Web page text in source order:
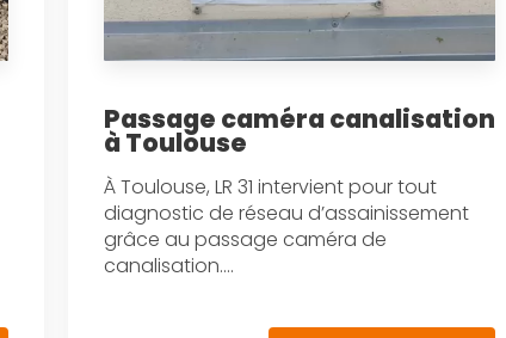
Passage caméra canalisation
à Toulouse
À Toulouse, LR 31 intervient pour tout
diagnostic de réseau d’assainissement
grâce au passage caméra de
canalisation....